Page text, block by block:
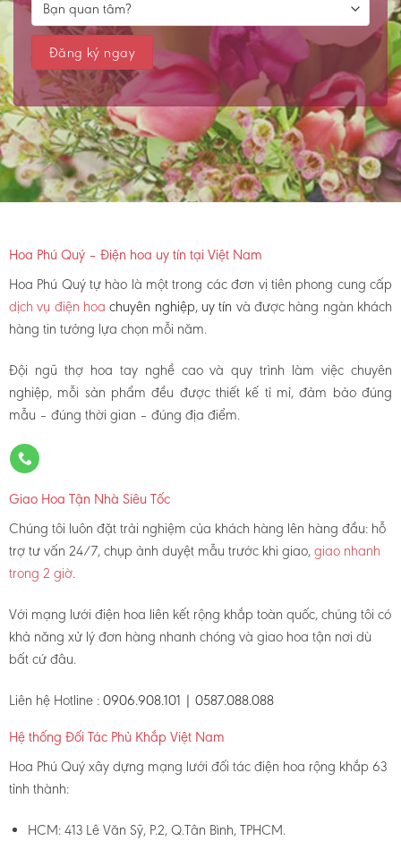
Hoa Phú Quý – Điện hoa uy tín tại Việt Nam
Hoa Phú Quý tự hào là một trong các đơn vị tiên phong cung cấp
dịch vụ điện hoachuyên nghiệp, uy tín và được hàng ngàn khách
hàng tin tưởng lựa chọn mỗi năm.
Đội ngũ thợ hoa tay nghề cao và quy trình làm việc chuyên
nghiệp, mỗi sản phẩm đều được thiết kế tỉ mỉ, đảm bảo đúng
mẫu – đúng thời gian – đúng địa điểm.
Giao Hoa Tận Nhà Siêu Tốc
Chúng tôi luôn đặt trải nghiệm của khách hàng lên hàng đầu: hỗ
trợ tư vấn 24/7, chụp ảnh duyệt mẫu trước khi giao,giao nhanh
trong 2 giờ.
Với mạng lưới điện hoa liên kết rộng khắp toàn quốc, chúng tôi có
khả năng xử lý đơn hàng nhanh chóng và giao hoa tận nơi dù
bất cứ đâu.
Liên hệ Hotline : 0906.908.101 | 0587.088.088
Hệ thống Đối Tác Phủ Khắp Việt Nam
Hoa Phú Quý xây dựng mạng lưới đối tác điện hoa rộng khắp 63
tỉnh thành:
HCM: 413 Lê Văn Sỹ, P.2, Q.Tân Bình, TPHCM.